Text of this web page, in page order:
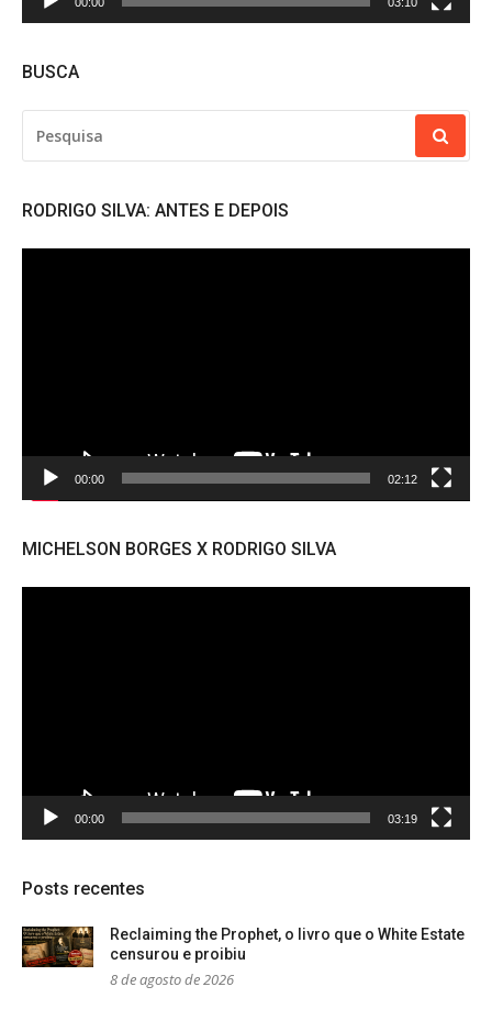
BUSCA
POR:
RODRIGO SILVA: ANTES E DEPOIS
00:00 02:12
MICHELSON BORGES X RODRIGO SILVA
00:00 03:19
Posts recentes
Reclaiming the Prophet, o livro que o White Estate
censurou e proibiu
8 de agosto de 2026